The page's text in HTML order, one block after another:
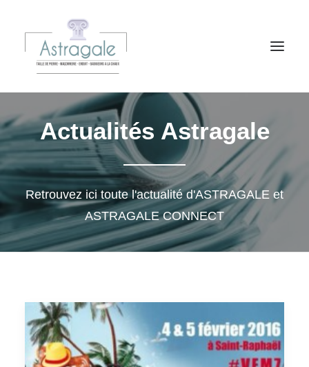
ACCUEIL
EXPERTISE
PRESTATIONS
PATRIMOINE CONNECTÉ
RÉALISATIONS
CLIENTS
RECHERCHE
Actualités Astragale
Retrouvez ici toute l'actualité d'ASTRAGALE et
ASTRAGALE CONNECT